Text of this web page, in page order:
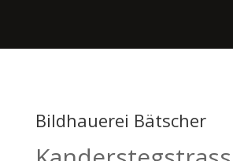
Bildhauerei Bätscher